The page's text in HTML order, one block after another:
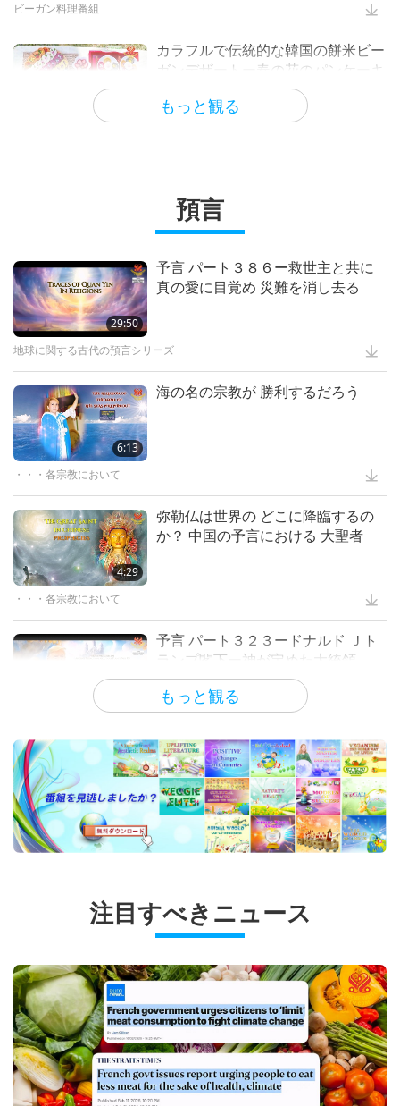
便利なヒント
“The Noble Wilds”: Exploring
Supreme Master Ching Hai’s
(vegan) International Best Seller,
Part 1 of 5
チンハイの詩）
詩
・・・各宗教において
13:00
信仰を実践する： 宗教とビーガニ
ズムの関係性についての宗教間 パ
智慧の言葉
1:07:40
イスラム教は平和の宗教全3回の１
マスターと弟子
25:52
神を悟るには宗教を超えねばならな
い全3回の３回
スプリームマスターチンハイの講義
Spiritual Unity - In Honor of
World Religion Day
33:30
すべての宗教指導者および霊的指導
者の方々へのスプリームマスターチ
ンハイからの緊急メッセージ
重要なメッセージ
もっと観る
13:15
キッズワンダーランド
世界ミツバチの日蜜蜂を救うために
2:34
気候変動のせいで 全ての人々又は
誰であれ 殺されたなら 政府のリー
ダーに 罪があると思います
重要なメッセージ
17:46
The Best Inheritance, Part 2 of 2
ドラマ
14:46
Consequences for Rivers and
Oceans, Part 2 of 3
プラネットアース：愛のわが家
スプリームマスターチンハイが語る
肉の有害な影響パート２ー 健康へ
の悲劇的な損失
スプリームマスターチンハイ(ビーガン)が語る肉の有害な影響
1:21
ビーガンになって悔い改める＝自分
の魂を救う！
重要なメッセージ
14:23
人獣共通感染症の防止： ビーガン
15:02
大気汚染ー憂慮すべき健康被害 全
２回の後編
ヘルシーライフ
もう一つの生き方 寸劇集
パンデミックフリー食へ移行する
前編
16:53
Be Self-Sufficient in Case of
Emergency, Part 1 of 2
ショー
13:06
of Trees and Plants, Part 1 of 2
プラネットアース：愛のわが家
13:30
芸術と霊性
2:47
ィーガン レストランの開業後に天
国の報酬と動物たちからの挨拶を受
ける
天国と地獄への訪問：証言
15:20
解き放たれた植物パワーのアスリー
ビーガニズム：高潔の生き方
動物愛護週間を祝うー 動物のため
の優しいホストになる方法 全３回
動物の世界：私達の仲間
14:04
to Travel, Part 3 of 3
プラネットアース：愛のわが家
菜食は慈悲深く優しいので皆さんに
幸福の
もっと観る
ビーガン料理番組
カラフルで伝統的な韓国の餅米ビー
ガンデザートー春の花のパンケーキ
と ライスボール入りオミジャ茶
スパイスチャイ ラテの作り方をご
紹介します
便利なヒント
1:20
A Tip from Beloved Supreme
便利なヒント
22:40
愛のギフト
18:21
犬と人間のための新年のハッピーな
ビーガン料理番組
ームブルギニョン(フランス風シチ
ュー)マッシュポテト添え
ビーガン料理番組
16:49
日本の伝統的な油揚げの野菜巻き全
二回の前編ーほうれん草と人参のヴ
ィーガン信田巻き
21:30
香り高いフィリピンのクリスマスの
ご馳走 後編ーカラフルなビーガン
アロス・バレンシアーナ
ビーガン料理番組
13:20
ウズベキスタン料理の味 前編―ビ
ーガンピラフと ビーガンパティ
預言
もっと観る
29:50
予言 パート３８６ー救世主と共に
真の愛に目覚め 災難を消し去る
地球に関する古代の預言シリーズ
6:13
海の名の宗教が 勝利するだろう
・・・各宗教において
4:29
弥勒仏は世界の どこに降臨するの
か？ 中国の予言における 大聖者
・・・各宗教において
予言 パート３２３ードナルド Ｊト
ランプ閣下ー神が定めた大統領
予言 パート３２０ー終末の大いな
る応報をいかに回避するか？無上の
弥勒仏全能の法輪転王に帰依する
弥勒仏に関する予言
還
地球に関する古代の預言シリーズ
26:30
予言 パート３２９ー救世主と共に
真の愛に目覚め 災難を消し去る
地球に関する古代の預言シリーズ
注目すべきニュース